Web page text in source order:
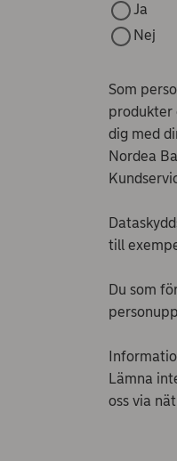
Ja
Nej
Som
produkter
dig med
Nordea
till
Du som
Lämna
oss via